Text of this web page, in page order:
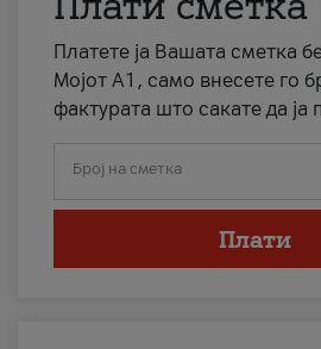
Платете ја Вашата сметка
Мојот А1, само внесете го
фактурата што сакате да ја
Број на сметка
Плати